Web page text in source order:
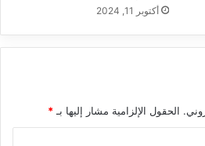
أكتوبر 11, 2024
الحقول الإلزامية مشار إليها بـ*